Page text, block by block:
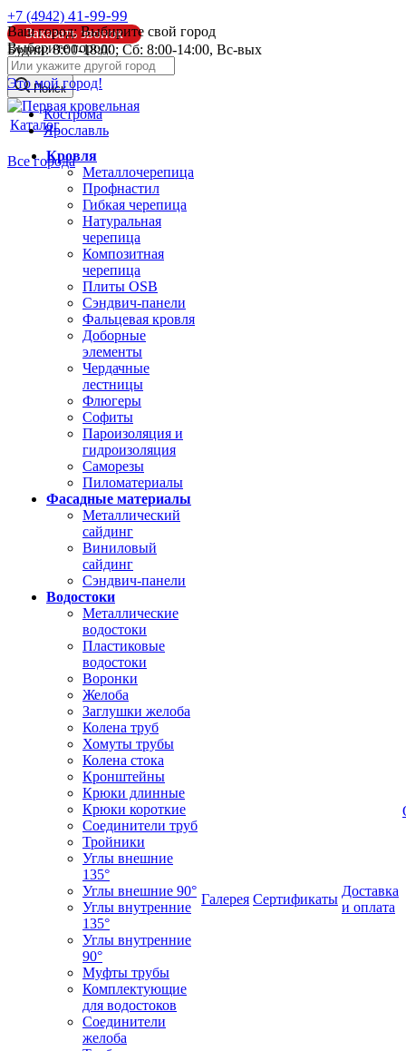
Ваш город: Выбирите свой город
Выберите город:
Это мой город!
Кострома
Ярославль
Все города
+7 (4942) 41-99-99
Заказать звонок
Будни: 8:00-18:00; Сб: 8:00-14:00, Вс-вых
info@pk44.ru
Поиск
Каталог
Кровля
Металлочерепица
Профнастил
Гибкая черепица
Натуральная
черепица
Композитная
черепица
Плиты OSB
Сэндвич-панели
Фальцевая кровля
Доборные
элементы
Чердачные
лестницы
Флюгеры
Софиты
Пароизоляция и
гидроизоляция
Саморезы
Пиломатериалы
Фасадные материалы
Металлический
сайдинг
Виниловый
сайдинг
Сэндвич-панели
Водостоки
Металлические
водостоки
Пластиковые
водостоки
Воронки
Желоба
Заглушки желоба
Колена труб
Хомуты трубы
Колена стока
Кронштейны
Крюки длинные
Крюки короткие
Соединители труб
Тройники
Углы внешние
135°
Углы внешние 90°
Углы внутренние
135°
Углы внутренние
90°
Муфты трубы
Комплектующие
для водостоков
Соединители
желоба
Галерея Сертификаты
Доставка
и оплата